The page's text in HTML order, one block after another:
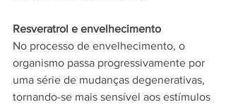
Resveratrol e envelhecimento
No processo de envelhecimento, o
organismo passa progressivamente por
uma série de mudanças degenerativas,
tornando-se mais sensível aos estímulos